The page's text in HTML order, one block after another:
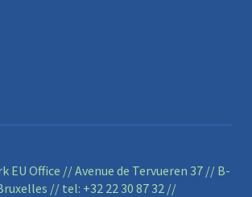
EU Office // Avenue de Tervueren 37 // B-
// tel: +32 22 30 87 32//